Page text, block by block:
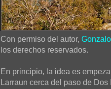
Con permiso del autor,
los derechos reservados.
En principio, la idea es
Larraun cerca del paso de